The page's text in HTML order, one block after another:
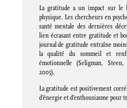
La gratitude a un impact sur le
physique. Les chercheurs en
santé mentale des dernières
lien écrasant entre gratitude et
journal de gratitude entraîne
la qualité du sommeil et
émotionnelle (Seligman,
2005).
La gratitude est positivement
d’énergie et d’enthousiasme pour